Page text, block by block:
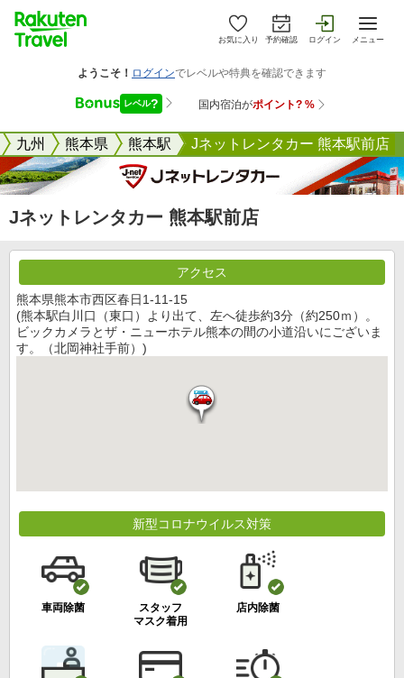
お気に入り 予約確認 ログイン メニュー
九州 熊本県 熊本駅 Jネットレンタカー 熊本駅前店
Jネットレンタカー 熊本駅前店
アクセス
熊本県熊本市西区春日1-11-15
(熊本駅白川口（東口）より出て、左へ徒歩約3分（約250ｍ）。
ビックカメラとザ・ニューホテル熊本の間の小道沿いにございま
す。（北岡神社手前）)
新型コロナウイルス対策
車両除菌
スタッフ
マスク着用
店内除菌